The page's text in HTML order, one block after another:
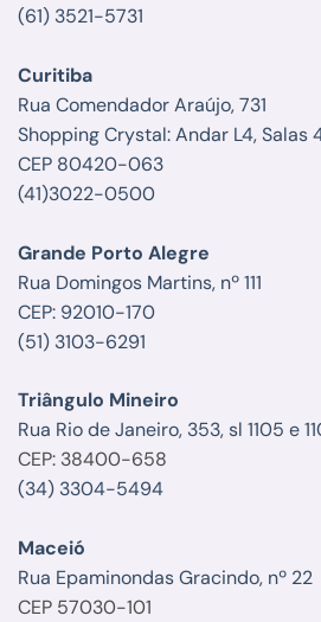
(61) 3521-5731
Curitiba
Rua Comendador Araújo, 731
Shopping Crystal: Andar L4, Salas
CEP 80420-063
(41)3022-0500
Grande Porto Alegre
Rua Domingos Martins, nº 111
CEP: 92010-170
(51) 3103-6291
Triângulo Mineiro
Rua Rio de Janeiro, 353, sl 1105 e
CEP: 38400-658
(34) 3304-5494
Maceió
Rua Epaminondas Gracindo, nº 22
CEP 57030-101